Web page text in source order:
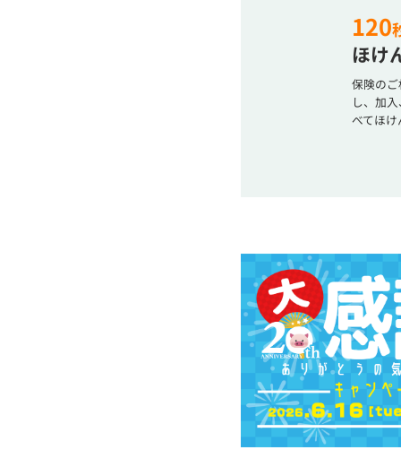
120
ほけ
保険の
し、加
べてほ